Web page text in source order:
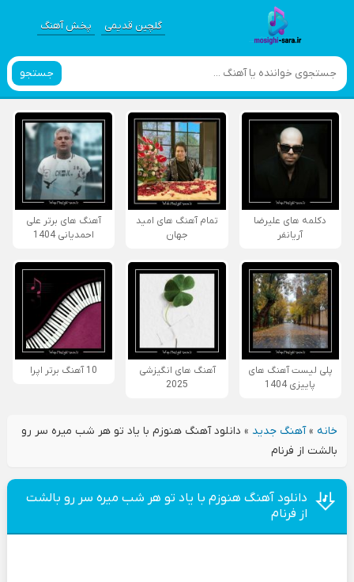
گلچین قدیمی پخش آهنگ
جستجو
دکلمه های علیرضا
آریانفر
تمام آهنگ های امید
جهان
آهنگ های برتر علی
احمدیانی 1404
پلی لیست آهنگ های
پاییزی 1404
آهنگ های انگیزشی
2025
10 آهنگ برتر اپرا
خانه»آهنگ جدید » دانلود آهنگ هنوزم با یاد تو هر شب میره سر رو
بالشت از فرنام
دانلود آهنگ هنوزم با یاد تو هر شب میره سر رو بالشت
از فرنام